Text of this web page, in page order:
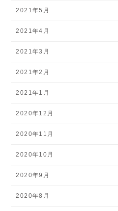
2021年5月
2021年4月
2021年3月
2021年2月
2021年1月
2020年12月
2020年11月
2020年10月
2020年9月
2020年8月